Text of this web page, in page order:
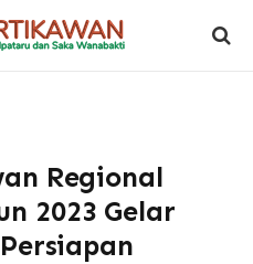
Regional
2023 Gelar